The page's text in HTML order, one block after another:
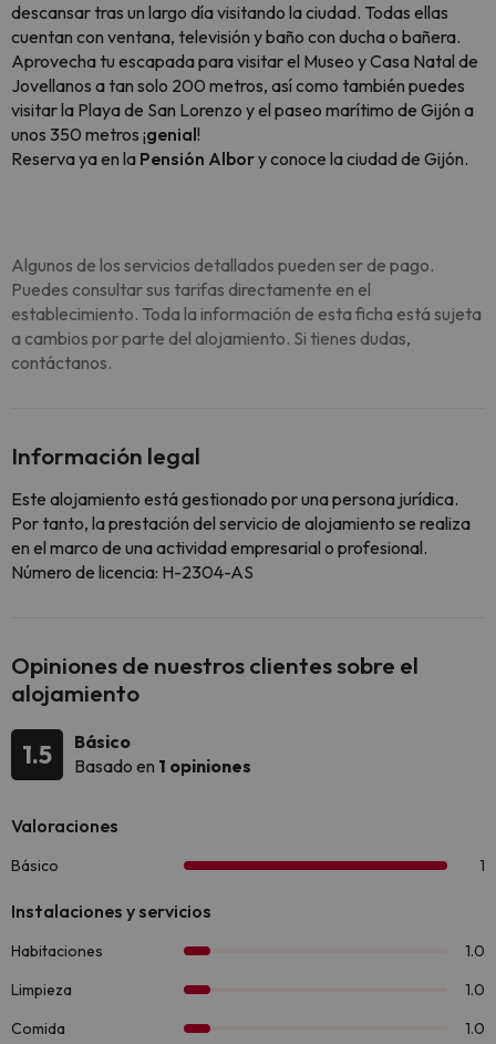
descansar tras un largo día visitando la ciudad. Todas ellas
cuentan con ventana, televisión y baño con ducha o bañera.
Aprovecha tu escapada para visitar el Museo y Casa Natal de
Jovellanos a tan solo 200 metros, así como también puedes
visitar la Playa de San Lorenzo y el paseo marítimo de Gijón a
unos 350 metros ¡genial!
Reserva ya en la Pensión Albory conoce la ciudad de Gijón.
Algunos de los servicios detallados pueden ser de pago.
Puedes consultar sus tarifas directamente en el
establecimiento. Toda la información de esta ficha está sujeta
a cambios por parte del alojamiento. Si tienes dudas,
contáctanos.
Información legal
Este alojamiento está gestionado por una persona jurídica.
Por tanto, la prestación del servicio de alojamiento se realiza
en el marco de una actividad empresarial o profesional.
Número de licencia: H-2304-AS
Opiniones de nuestros clientes sobre el
alojamiento
1.5
Básico
Basado en 1 opiniones